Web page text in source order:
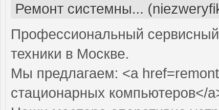
Ремонт системны...
Профессиональный
техники в Москве.
Мы предлагаем: <a
стационарных компьютеров</